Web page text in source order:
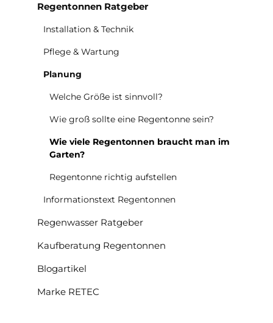
Regentonnen Ratgeber
Installation & Technik
Pflege & Wartung
Planung
Welche Größe ist sinnvoll?
Wie groß sollte eine Regentonne sein?
Wie viele Regentonnen braucht man im
Garten?
Regentonne richtig aufstellen
Informationstext Regentonnen
Regenwasser Ratgeber
Kaufberatung Regentonnen
Blogartikel
Marke RETEC